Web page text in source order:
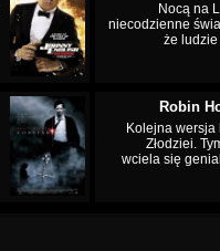
Nocą na
niecodzienne
że
Robin
Kolejna wersja
Złodziei.
wciela się